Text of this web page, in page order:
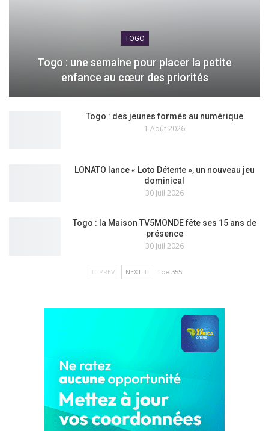
TOGO
Togo : une semaine pour placer la petite
enfance au cœur des priorités
Togo : des jeunes formés au numérique
1 Août 2026
LONATO lance « Loto Détente », un nouveau jeu
dominical
30 Juil 2026
Togo : la Maison TV5MONDE fête ses 15 ans de
présence
30 Juil 2026
PREV NEXT 1 de 355